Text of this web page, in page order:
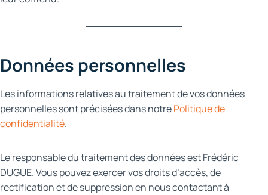
Données personnelles
Les informations relatives au traitement de vos données
personnelles sont précisées dans notrePolitique de
confidentialité.
Le responsable du traitement des données est Frédéric
DUGUE. Vous pouvez exercer vos droits d’accès, de
rectification et de suppression en nous contactant à